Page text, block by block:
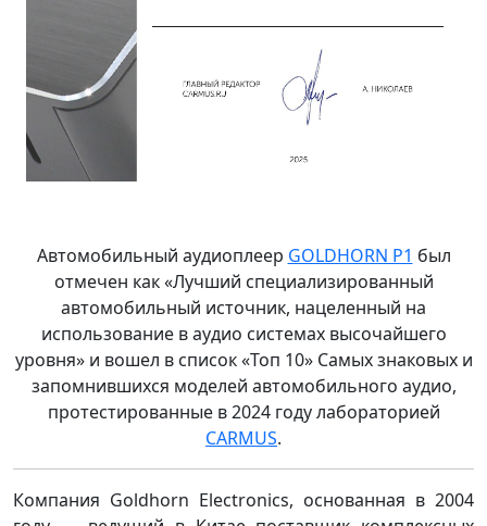
Автомобильный аудиоплеер GOLDHORN P1 был
отмечен как «Лучший специализированный
автомобильный источник, нацеленный на
использование в аудио системах высочайшего
уровня» и вошел в список «Топ 10» Самых знаковых и
запомнившихся моделей автомобильного аудио,
протестированные в 2024 году лабораторией
CARMUS.
Компания Goldhorn Electronics, основанная в 2004